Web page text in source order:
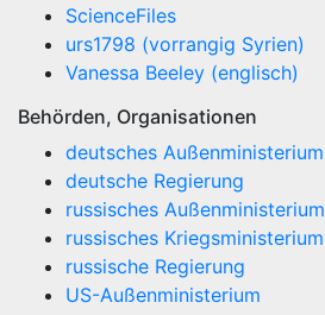
ScienceFiles
urs1798 (vorrangig Syrien)
Vanessa Beeley (englisch)
Behörden, Organisationen
deutsches Außenministerium
deutsche Regierung
russisches Außenministerium
russisches Kriegsministerium
russische Regierung
US-Außenministerium